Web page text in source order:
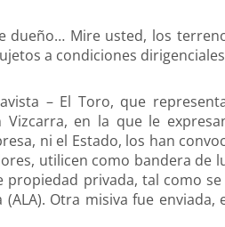
dueño… Mire usted, los
a condiciones
– El Toro, que
Vizcarra, en la que le
ni el Estado, los han
utilicen como bandera de
propiedad privada, tal como
Otra misiva fue